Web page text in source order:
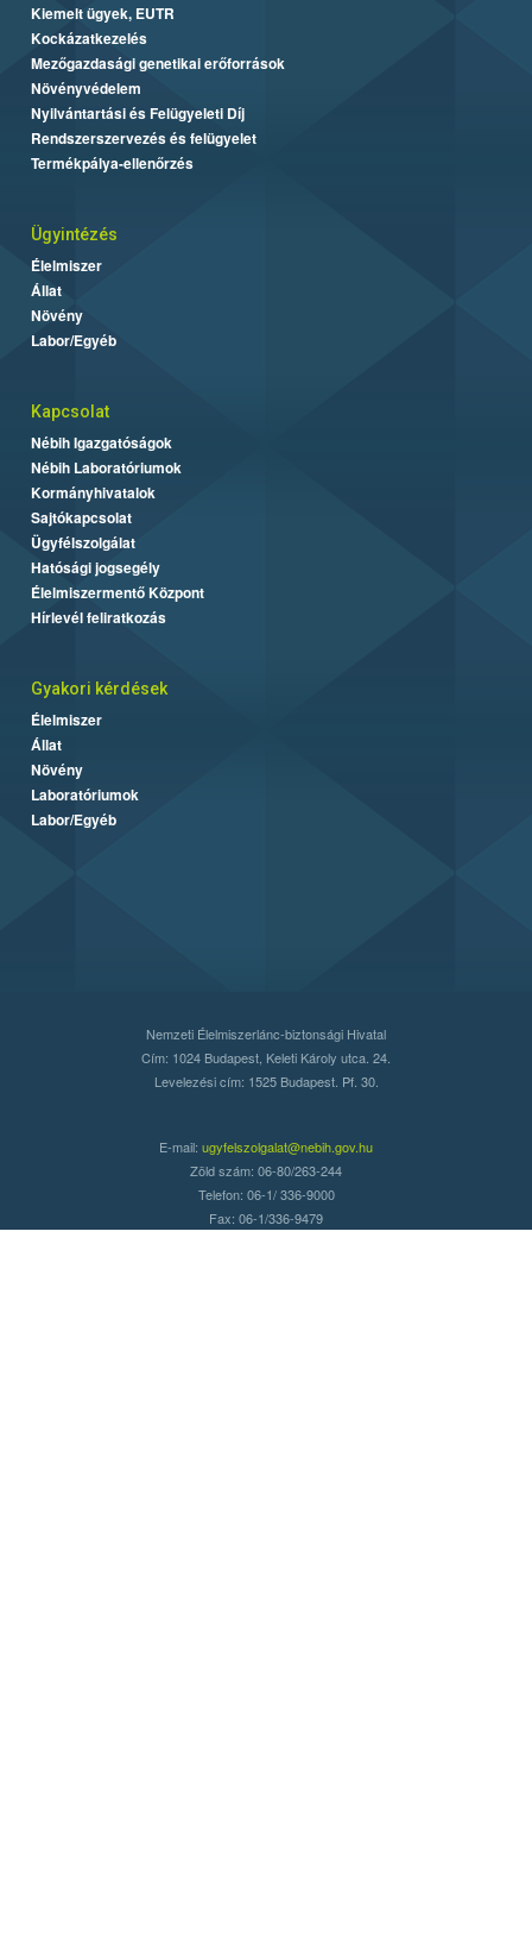
Kiemelt ügyek, EUTR
Kockázatkezelés
Mezőgazdasági genetikai erőforrások
Növényvédelem
Nyilvántartási és Felügyeleti Díj
Rendszerszervezés és felügyelet
Termékpálya-ellenőrzés
Ügyintézés
Élelmiszer
Állat
Növény
Labor/Egyéb
Kapcsolat
Nébih Igazgatóságok
Nébih Laboratóriumok
Kormányhivatalok
Sajtókapcsolat
Ügyfélszolgálat
Hatósági jogsegély
Élelmiszermentő Központ
Hírlevél feliratkozás
Gyakori kérdések
Élelmiszer
Állat
Növény
Laboratóriumok
Labor/Egyéb
Nemzeti Élelmiszerlánc-biztonsági Hivatal
Cím: 1024 Budapest, Keleti Károly utca. 24.
Levelezési cím: 1525 Budapest. Pf. 30.
E-mail: ugyfelszolgalat@nebih.gov.hu
Zöld szám: 06-80/263-244
Telefon: 06-1/ 336-9000
Fax: 06-1/336-9479